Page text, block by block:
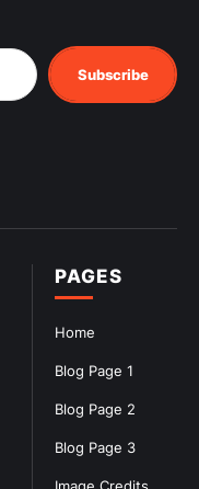
PAGES
Home
Blog Page 1
Blog Page 2
Blog Page 3
Image Credits
Subscribe